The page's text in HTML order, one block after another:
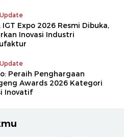
IGT Expo 2026 Resmi Dibuka,
Inovasi Industri
Peraih Penghargaan
Awards 2026 Kategori
Inovatif